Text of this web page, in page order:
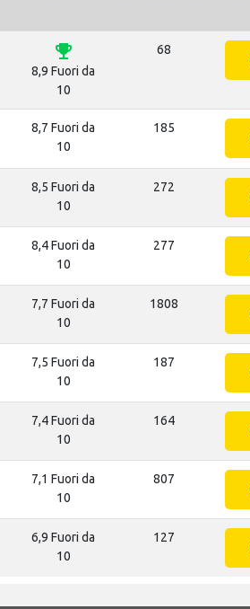
emoji_events
8,9 Fuori da
10
68
8,7 Fuori da
10
185
8,5 Fuori da
10
272
8,4 Fuori da
10
277
7,7 Fuori da
10
1808
7,5 Fuori da
10
187
7,4 Fuori da
10
164
7,1 Fuori da
10
807
6,9 Fuori da
10
127